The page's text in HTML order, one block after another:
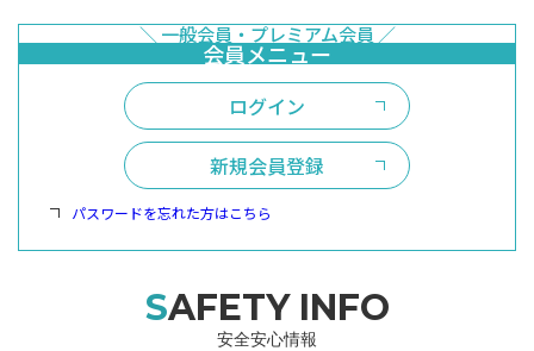
ログイン
新規会員登録
パスワードを忘れた方はこちら
SAFETY INFO
安全安心情報